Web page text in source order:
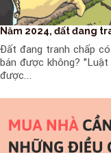
Năm 2024, đất đang
Đất đang tranh chấp
bán được không?
được...